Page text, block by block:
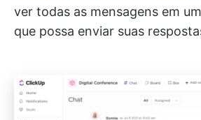
ver todas as mensagens em
que possa enviar suas